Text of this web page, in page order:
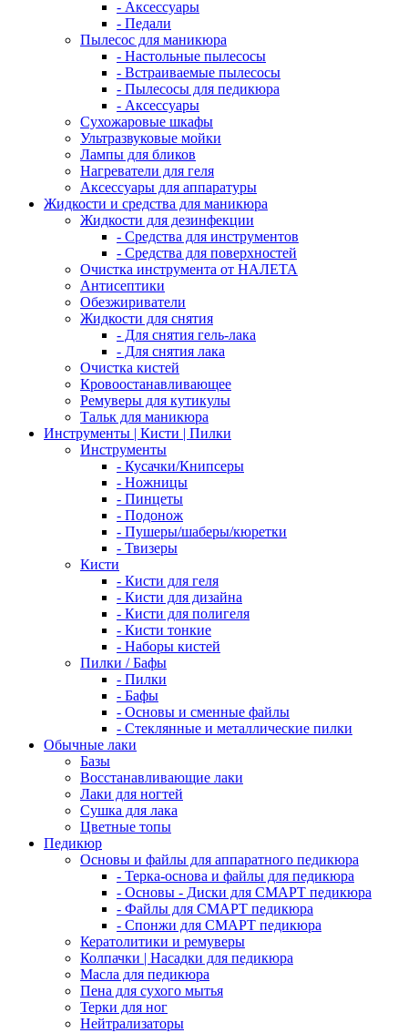
- Аксессуары
- Педали
Пылесос для маникюра
- Настольные пылесосы
- Встраиваемые пылесосы
- Пылесосы для педикюра
- Аксессуары
Сухожаровые шкафы
Ультразвуковые мойки
Лампы для бликов
Нагреватели для геля
Аксессуары для аппаратуры
Жидкости и средства для маникюра
Жидкости для дезинфекции
- Средства для инструментов
- Средства для поверхностей
Очистка инструмента от НАЛЕТА
Антисептики
Обезжириватели
Жидкости для снятия
- Для снятия гель-лака
- Для снятия лака
Очистка кистей
Кровоостанавливающее
Ремуверы для кутикулы
Тальк для маникюра
Инструменты | Кисти | Пилки
Инструменты
- Кусачки/Книпсеры
- Ножницы
- Пинцеты
- Подонож
- Пушеры/шаберы/кюретки
- Твизеры
Кисти
- Кисти для геля
- Кисти для дизайна
- Кисти для полигеля
- Кисти тонкие
- Наборы кистей
Пилки / Бафы
- Пилки
- Бафы
- Основы и сменные файлы
- Стеклянные и металлические пилки
Обычные лаки
Базы
Восстанавливающие лаки
Лаки для ногтей
Сушка для лака
Цветные топы
Педикюр
Основы и файлы для аппаратного педикюра
- Терка-основа и файлы для педикюра
- Основы - Диски для СМАРТ педикюра
- Файлы для СМАРТ педикюра
- Спонжи для СМАРТ педикюра
Кератолитики и ремуверы
Колпачки | Насадки для педикюра
Масла для педикюра
Пена для сухого мытья
Терки для ног
Нейтрализаторы